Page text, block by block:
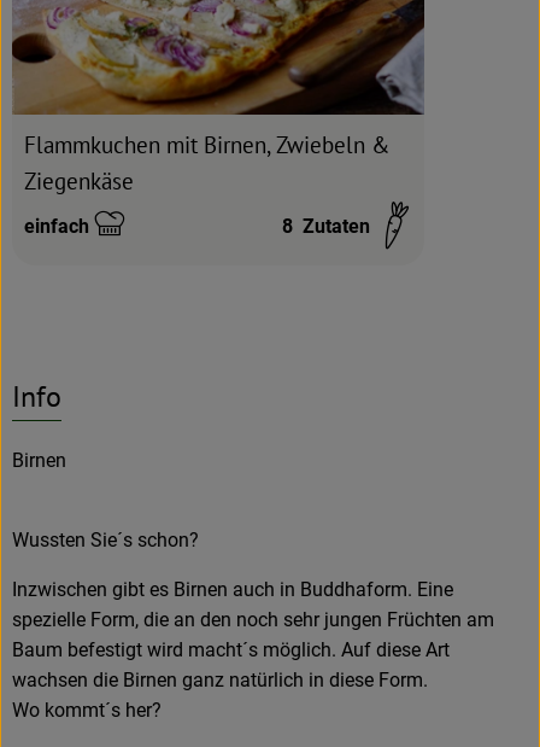
Flammkuchen mit Birnen, Zwiebeln &
Ziegenkäse
Schwierigkeit:
einfach 8 Zutaten
Info
Birnen
Wussten Sie´s schon?
Inzwischen gibt es Birnen auch in Buddhaform. Eine
spezielle Form, die an den noch sehr jungen Früchten am
Baum befestigt wird macht´s möglich. Auf diese Art
wachsen die Birnen ganz natürlich in diese Form.
Wo kommt´s her?